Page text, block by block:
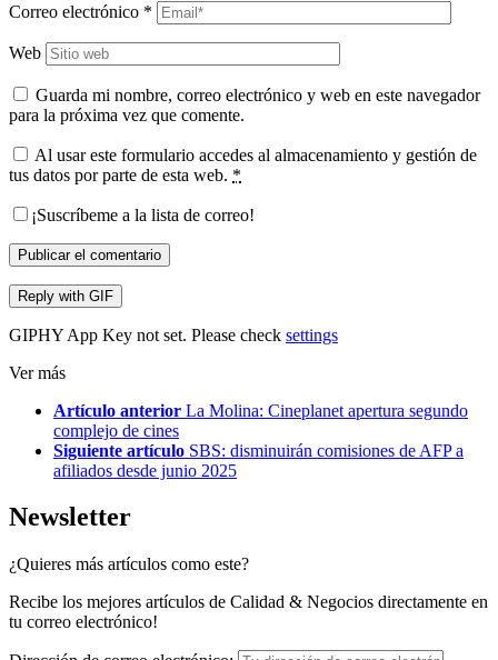
Correo electrónico *
Web
Guarda mi nombre, correo electrónico y web en este navegador
para la próxima vez que comente.
Al usar este formulario accedes al almacenamiento y gestión de
tus datos por parte de esta web. *
¡Suscríbeme a la lista de correo!
Publicar el comentario
Reply with GIF
GIPHY App Key not set. Please check settings
Ver más
Artículo anterior La Molina: Cineplanet apertura segundo
complejo de cines
Siguiente artículo SBS: disminuirán comisiones de AFP a
afiliados desde junio 2025
Newsletter
¿Quieres más artículos como este?
Recibe los mejores artículos de Calidad & Negocios directamente en
tu correo electrónico!